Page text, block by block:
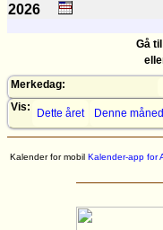
2026
Gå
Merkedag:
Vis:
Dette året Denne
Kalender for mobil Kalender-app for